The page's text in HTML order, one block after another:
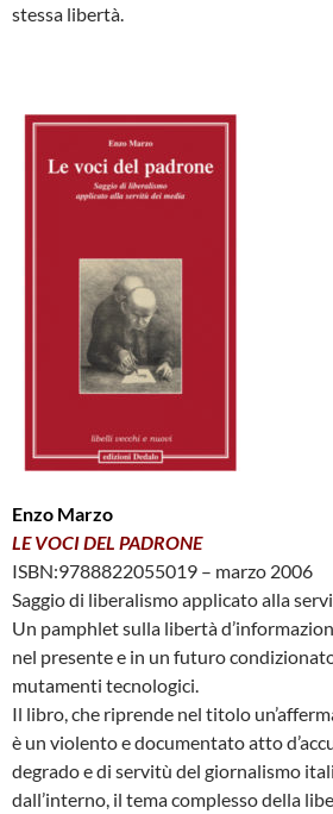
stessa libertà.
Enzo Marzo
LE VOCI DEL PADRONE
ISBN:9788822055019 – marzo 2006
Saggio di liberalismo applicato alla
Un pamphlet sulla libertà
nel presente e in un futuro
mutamenti tecnologici.
Il libro, che riprende nel titolo
è un violento e documentato atto
degrado e di servitù del giornalismo
dall’interno, il tema complesso della